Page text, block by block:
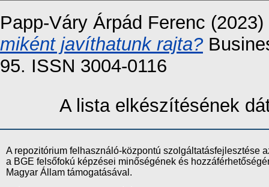
Papp-Váry Árpád Ferenc (2023)
miként javíthatunk rajta?
95. ISSN 3004-0116
A lista elkészítésének
A repozitórium felhasználó-központú szolgáltatásfejlesztése
a BGE felsőfokú képzései minőségének és
Magyar Állam támogatásával.